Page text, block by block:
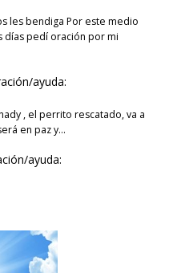
les bendiga Por este medio
días pedí oración por mi
ayuda:
, el perrito rescatado, va a
en paz y…
ayuda: